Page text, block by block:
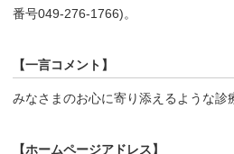
番号049-276-1766)。
【一言コメント】
みなさまのお心に寄り添えるような診
【ホームページアドレス】